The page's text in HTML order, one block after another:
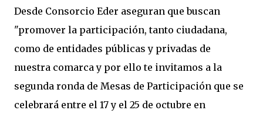
Desde Consorcio Eder aseguran que buscan
"promover la participación, tanto ciudadana,
como de entidades públicas y privadas de
nuestra comarca y por ello te invitamos a la
segunda ronda de Mesas de Participación que se
celebrará entre el 17 y el 25 de octubre en